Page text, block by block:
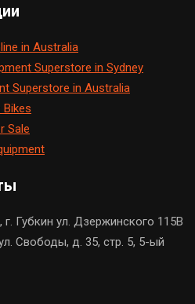
Губкин ул. Дзержинского 115В
Свободы, д. 35, стр. 5, 5-ый